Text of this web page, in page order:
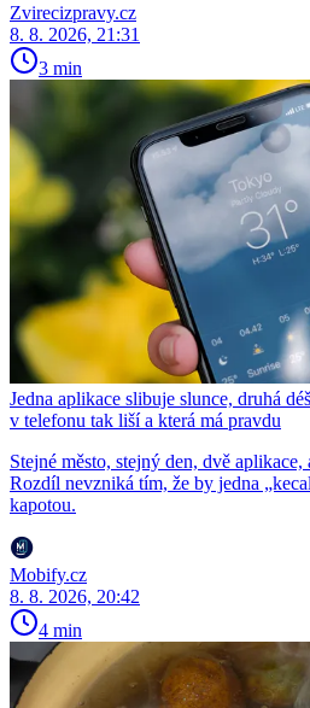
Zvirecizpravy.cz
8. 8. 2026, 21:31
3 min
Jedna aplikace slibuje slunce, druhá
v telefonu tak liší a která má pravdu
Stejné město, stejný den, dvě
Rozdíl nevzniká tím, že by jedna
kapotou.
Mobify.cz
8. 8. 2026, 20:42
4 min